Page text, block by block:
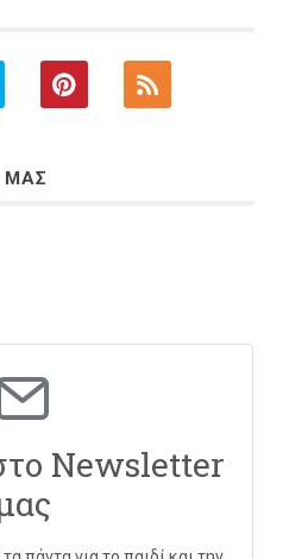
ΜΑΣ
Newsletter